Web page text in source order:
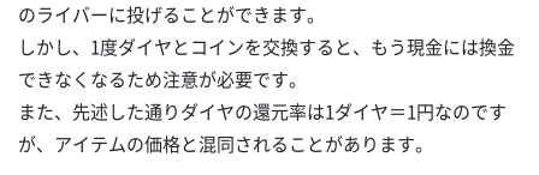
のライバーに投げることができます。
しかし、1度ダイヤとコインを交換すると、もう現金には換金
できなくなるため注意が必要です。
また、先述した通りダイヤの還元率は1ダイヤ＝1円なのです
が、アイテムの価格と混同されることがあります。